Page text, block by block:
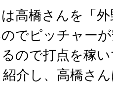
高橋さんを「
でピッチャー
ので打点を稼
介し、高橋さ